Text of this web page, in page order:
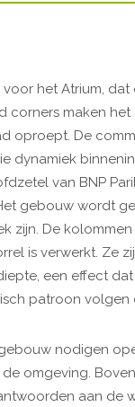
het Atrium,
corners maken
oproept. De
dynamiek
van BNP
gebouw wordt
zijn. De
is verwerkt. Ze
een effect
patroon volgen
nodigen
omgeving.
aan de